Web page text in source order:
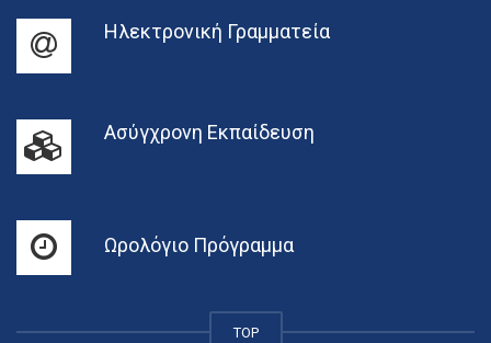
Ηλεκτρονική Γραμματεία
Ασύγχρονη Εκπαίδευση
Ωρολόγιο Πρόγραμμα
TOP